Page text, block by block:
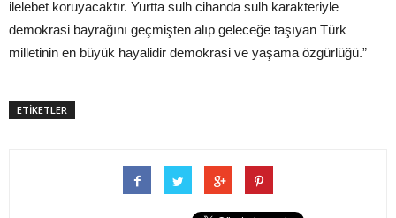
ilelebet koruyacaktır. Yurtta sulh cihanda sulh karakteriyle
demokrasi bayrağını geçmişten alıp geleceğe taşıyan Türk
milletinin en büyük hayalidir demokrasi ve yaşama özgürlüğü.”
ETİKETLER